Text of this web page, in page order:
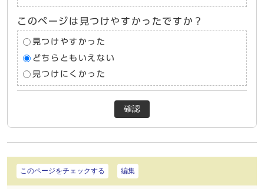
このページは見つけやすかったですか？
見つけやすかった
どちらともいえない
見つけにくかった
確認
このページをチェックする 編集